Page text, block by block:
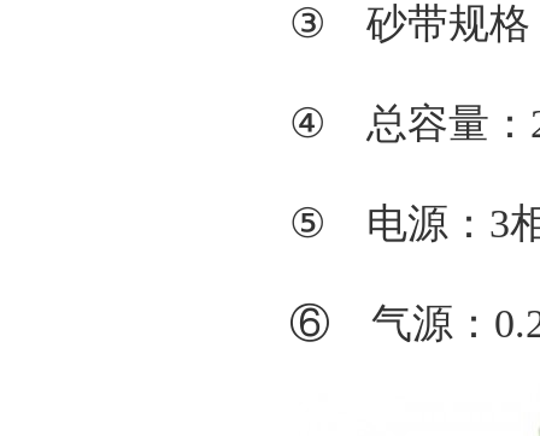
③ 砂带规格
④ 总容量：
⑤ 电源：3
⑥ 气源：